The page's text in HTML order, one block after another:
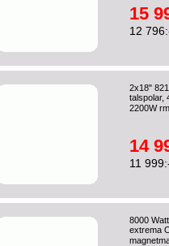
15
12
2x18"
talspolar,
2200W
14
11
8000
extrema